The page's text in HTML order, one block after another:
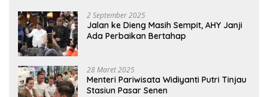
2 September 2025
Jalan ke Dieng Masih Sempit, AHY Janji
Ada Perbaikan Bertahap
28 Maret 2025
Menteri Pariwisata Widiyanti Putri Tinjau
Stasiun Pasar Senen